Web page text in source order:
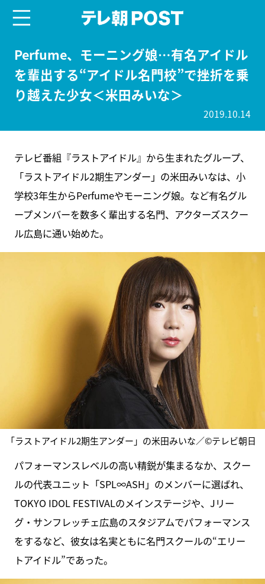
Perfume、モーニング娘…有名アイドル
を輩出する“アイドル名門校”で挫折を乗
り越えた少女＜米田みいな＞
2019.10.14
テレビ番組『ラストアイドル』から生まれたグループ、
「ラストアイドル2期生アンダー」の米田みいなは、小
学校3年生からPerfumeやモーニング娘。など有名グル
ープメンバーを数多く輩出する名門、アクターズスクー
ル広島に通い始めた。
「ラストアイドル2期生アンダー」の米田みいな／©テレビ朝日
パフォーマンスレベルの高い精鋭が集まるなか、スクー
ルの代表ユニット「SPL∞ASH」のメンバーに選ばれ、
TOKYO IDOL FESTIVALのメインステージや、Jリー
グ・サンフレッチェ広島のスタジアムでパフォーマンス
をするなど、彼女は名実ともに名門スクールの“エリー
トアイドル”であった。